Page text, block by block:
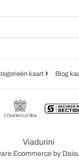
kaart Blog
Viadurini
Ecommerce by